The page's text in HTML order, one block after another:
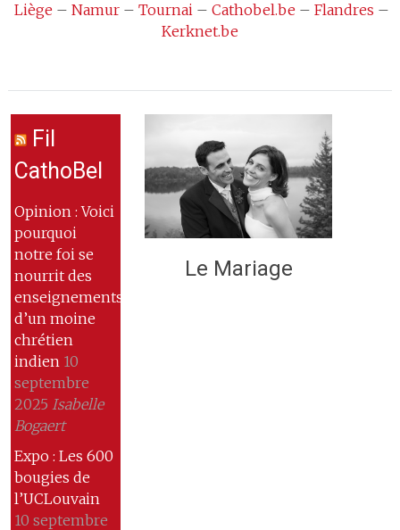
Liège – Namur– Tournai– Cathobel.be – Flandres –
Kerknet.be
Fil
CathoBel
Opinion : Voici
pourquoi
notre foi se
nourrit des
enseignements
d’un moine
chrétien
indien 10
septembre
2025 Isabelle
Bogaert
Expo : Les 600
bougies de
l’UCLouvain
10 septembre
Le Mariage